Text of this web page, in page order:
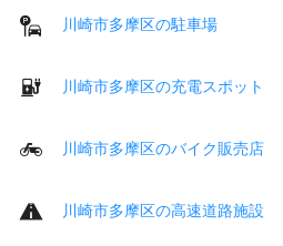
川崎市多摩区の駐車場
川崎市多摩区の充電スポット
川崎市多摩区のバイク販売店
川崎市多摩区の高速道路施設